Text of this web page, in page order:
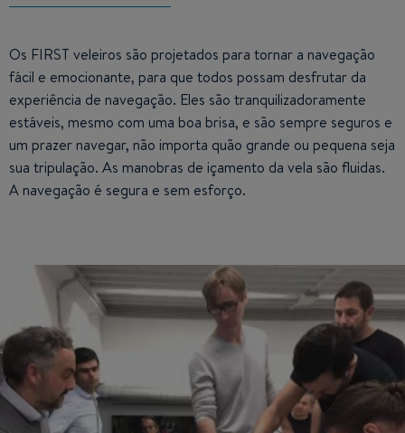
Os FIRST veleiros são projetados para tornar a navegação
fácil e emocionante, para que todos possam desfrutar da
experiência de navegação. Eles são tranquilizadoramente
estáveis, mesmo com uma boa brisa, e são sempre seguros e
um prazer navegar, não importa quão grande ou pequena seja
sua tripulação. As manobras de içamento da vela são fluidas.
A navegação é segura e sem esforço.